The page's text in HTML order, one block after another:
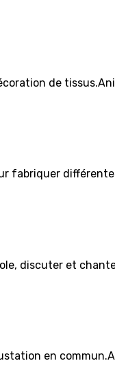
de
fabriquer
discuter et
en